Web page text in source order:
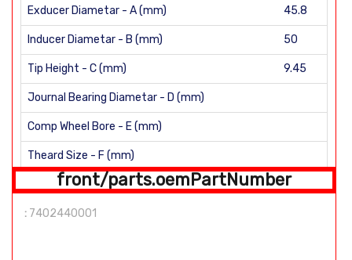
Exducer Diametar - A (mm) 45.8
Inducer Diametar - B (mm) 50
Tip Height - C (mm) 9.45
Journal Bearing Diametar - D (mm)
Comp Wheel Bore - E (mm)
Theard Size - F (mm)
H (mm)
Straight shaft Shaft length: 99mm Number of Blades: 9
front/parts.oemPartNumber
: 7402440001